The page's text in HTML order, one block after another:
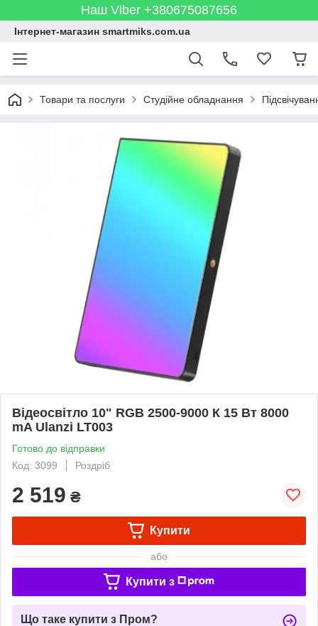
Наш Viber +380675087656
Інтернет-магазин smartmiks.com.ua
Товари та послуги Студійне обладнання
Відеосвітло 10" RGB 2500-9000 К 15 Вт 8000
mA Ulanzi LT003
Готово до відправки
Код: 3099
Роздріб
2 519 ₴
Купити
або
Купити з
Що таке купити з Пром?